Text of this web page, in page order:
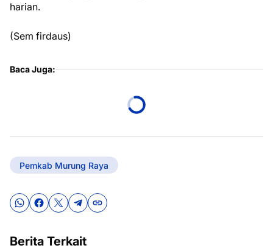
harian.
(Sem firdaus)
Baca Juga:
Pemkab Murung Raya
Berita Terkait